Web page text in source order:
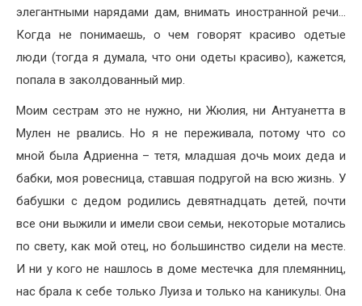
элегантными нарядами дам, внимать иностранной речи…
Когда не понимаешь, о чем говорят красиво одетые
люди (тогда я думала, что они одеты красиво), кажется,
попала в заколдованный мир.
Моим сестрам это не нужно, ни Жюлия, ни Антуанетта в
Мулен не рвались. Но я не переживала, потому что со
мной была Адриенна – тетя, младшая дочь моих деда и
бабки, моя ровесница, ставшая подругой на всю жизнь. У
бабушки с дедом родились девятнадцать детей, почти
все они выжили и имели свои семьи, некоторые мотались
по свету, как мой отец, но большинство сидели на месте.
И ни у кого не нашлось в доме местечка для племянниц,
нас брала к себе только Луиза и только на каникулы. Она